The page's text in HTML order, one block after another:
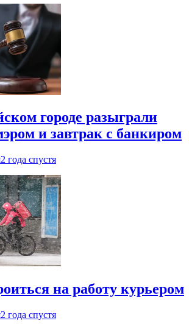
городе разыграли
и завтрак с банкиром
2 года спустя
на работу курьером
2 года спустя